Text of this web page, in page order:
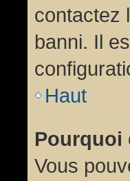
contactez
banni. Il
Haut
Pourquoi
Vous